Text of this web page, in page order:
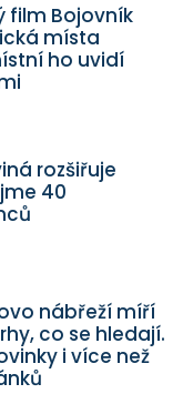
film Bojovník
místa
ho uvidí
rozšiřuje
40
nábřeží míří
co se hledají.
i více než